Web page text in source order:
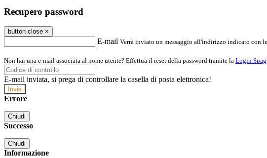
Recupero password
button close ×
E-mail Verrà inviato un messaggio all'indirizzo indicato con
Non hai una e-mail associata al nome utente? Effettua il reset della password tramite la Login
E-mail inviata, si prega di controllare la casella di posta elettronica!
Errore
Chiudi
Successo
Chiudi
Informazione